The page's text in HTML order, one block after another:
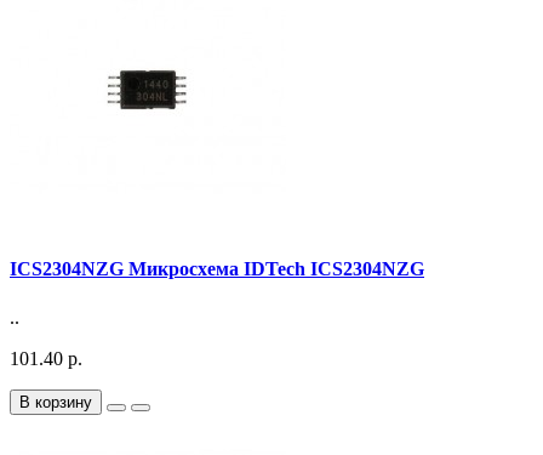
ICS2304NZG Микросхема IDTech ICS2304NZG
..
101.40 р.
В корзину